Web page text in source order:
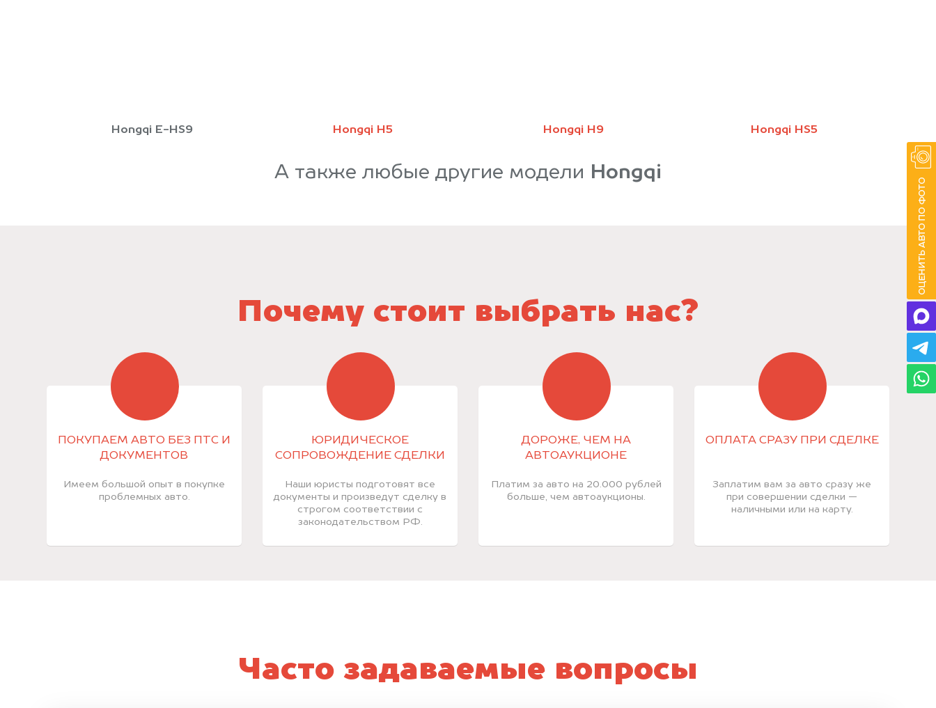
Hongqi E-HS9 Hongqi H5 Hongqi H9 Hongqi HS5
А также любые другие модели Hongqi
Почему стоит выбрать нас?
ПОКУПАЕМ АВТО БЕЗ ПТС И
ДОКУМЕНТОВ
Имеем большой опыт в покупке
проблемных авто.
ЮРИДИЧЕСКОЕ
СОПРОВОЖДЕНИЕ СДЕЛКИ
Наши юристы подготовят все
документы и произведут сделку в
строгом соответствии с
законодательством РФ.
ДОРОЖЕ, ЧЕМ НА
АВТОАУКЦИОНЕ
Платим за авто на 20.000 рублей
больше, чем автоаукционы.
ОПЛАТА СРАЗУ ПРИ СДЕЛКЕ
Заплатим вам за авто сразу же
при совершении сделки —
наличными или на карту.
Часто задаваемые вопросы